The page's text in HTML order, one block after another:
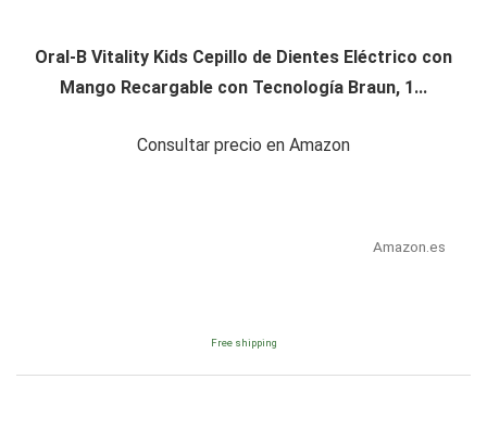
Oral-B Vitality Kids Cepillo de Dientes Eléctrico con
Mango Recargable con Tecnología Braun, 1...
Consultar precio en Amazon
Amazon.es
Free shipping